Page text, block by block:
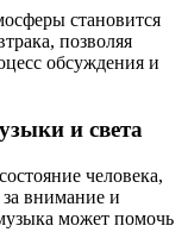
становится
позволяя
обсуждения и
и света
человека,
за внимание и
может помочь